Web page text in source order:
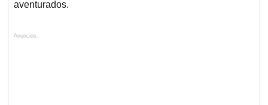
aventurados.
Anuncios.